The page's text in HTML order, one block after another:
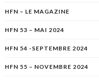
HFN – LE MAGAZINE
HFN 53 – MAI 2024
HFN 54 -SEPTEMBRE 2024
HFN 55 – NOVEMBRE 2024